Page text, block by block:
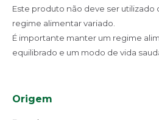
Este produto não deve ser utilizado
regime alimentar variado.
É importante manter um regime
equilibrado e um modo de vida
Origem